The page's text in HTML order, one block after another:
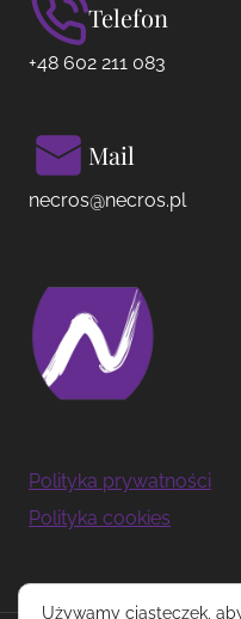
Telefon
+48 602 211 083
Mail
necros@necros.pl
Polityka prywatności
Polityka cookies
Używamy ciasteczek,